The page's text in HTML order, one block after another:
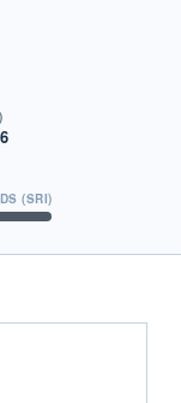
(SRI)